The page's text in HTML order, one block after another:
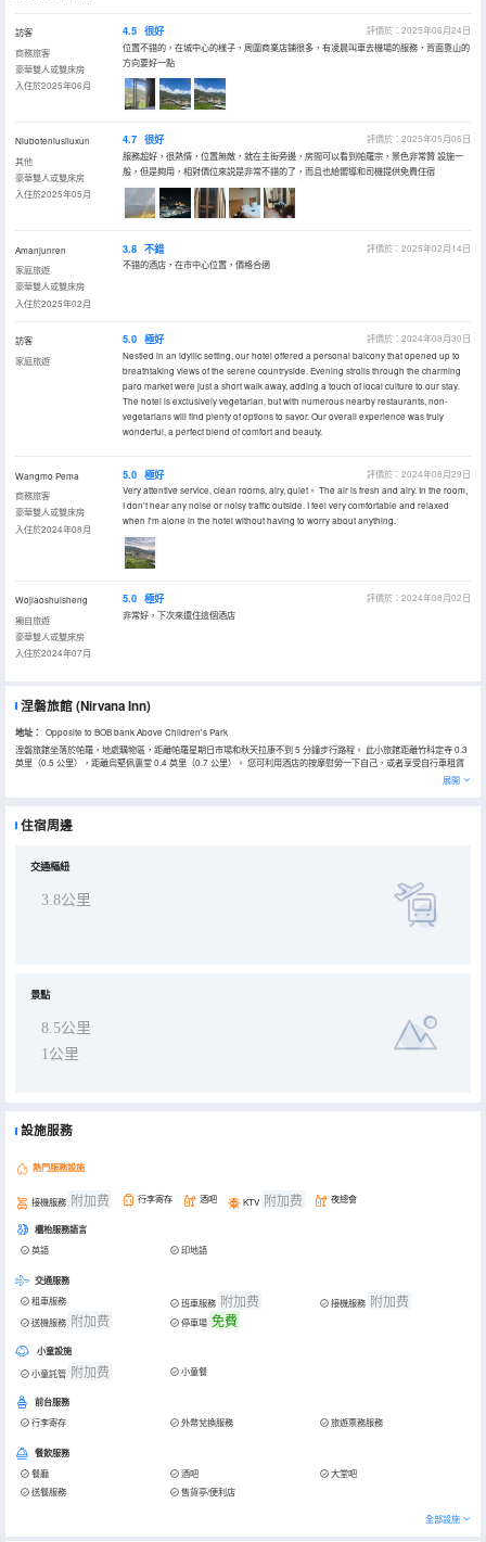
訪客
商務旅客
豪華雙人或雙床房
入住於2025年06月
4.5 很好
評價於：2025年06月24日
位置不錯的，在城中心的樣子，周圍商業店鋪很多，有凌晨叫車去機場的服務，背面靠山的
方向要好一點
Niuboteniusiluxun
其他
豪華雙人或雙床房
入住於2025年05月
4.7 很好
評價於：2025年05月06日
服務超好，很熱情，位置無敵，就在主街旁邊，房間可以看到帕羅宗，景色非常贊 設施一
般，但是夠用，相對價位來説是非常不錯的了，而且也給嚮導和司機提供免費住宿
Amanjunren
家庭旅遊
豪華雙人或雙床房
入住於2025年02月
3.8 不錯
評價於：2025年02月14日
不錯的酒店，在市中心位置，價格合適
訪客
家庭旅遊
5.0 極好
評價於：2024年08月30日
Nestled in an idyllic setting, our hotel offered a personal balcony that opened up to
breathtaking views of the serene countryside. Evening strolls through the charming
paro market were just a short walk away, adding a touch of local culture to our stay.
The hotel is exclusively vegetarian, but with numerous nearby restaurants, non-
vegetarians will find plenty of options to savor. Our overall experience was truly
wonderful, a perfect blend of comfort and beauty.
Wangmo Pema
商務旅客
豪華雙人或雙床房
入住於2024年08月
5.0 極好
評價於：2024年08月29日
Very attentive service, clean rooms, airy, quiet。 The air is fresh and airy. In the room,
I don't hear any noise or noisy traffic outside. I feel very comfortable and relaxed
when I'm alone in the hotel without having to worry about anything.
Wojiaoshuisheng
獨自旅遊
豪華雙人或雙床房
入住於2024年07月
5.0 極好
評價於：2024年08月02日
非常好，下次來還住這個酒店
涅磐旅館(Nirvana Inn)
地址：
Opposite to BOB bank Above Children's Park
涅磐旅館坐落於帕羅，地處購物區，距離帕羅星期日市場和秋天拉康不到 5 分鐘步行路程。 此小旅館距離竹科定寺 0.3
英里（0.5 公里），距離烏堅佩裏堂 0.4 英里（0.7 公里）。 您可利用酒店的按摩慰勞一下自己，或者享受自行車租賃
等度假設施。此小旅館還提供免費 WiFi、旅遊/票務服務和野餐區。 您可以到餐廳享用一頓美餐，也可以待在房間裏，
享受旅館的部分時段客房送餐服務。在忙碌的一天後，不妨去酒吧/酒廊輕鬆一下。每天 07:30 至 10:00 提供收費的歐
提供免費無線網絡，方便您與朋友保持聯繫；有線頻道可滿足您的娛樂需求。配備淋浴設施的私人浴室提供吹風機和浴
展開
住宿周邊
交通樞紐
3.8公里
景點
8.5公里
1公里
設施服務
熱門服務設施
接機服務 附加费 行李寄存 酒吧 KTV 附加费 夜總會
櫃枱服務語言
英語 印地語
交通服務
租車服務 班車服務 附加费 接機服務 附加费
送機服務 附加费 停車場 免費
小童設施
小童託管 附加费 小童餐
前台服務
行李寄存 外幣兌換服務 旅遊票務服務
餐飲服務
餐廳 酒吧
大堂吧
送餐服務
售貨亭/便利店
全部設施